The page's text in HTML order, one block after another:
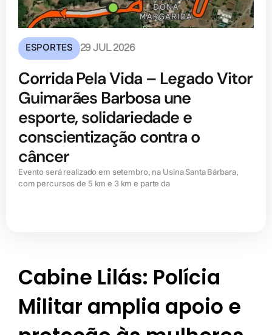
ESPORTES 29 JUL 2026
Corrida Pela Vida – Legado Vitor
Guimarães Barbosa une
esporte, solidariedade e
conscientização contra o
câncer
Evento será realizado em setembro, na Usina Santa Bárbara,
com percursos de 5 km e 3 km e parte da
Cabine Lilás: Polícia
Militar amplia apoio e